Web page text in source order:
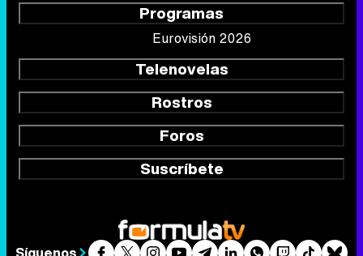
Programas
Eurovisión 2026
Telenovelas
Rostros
Foros
Suscríbete